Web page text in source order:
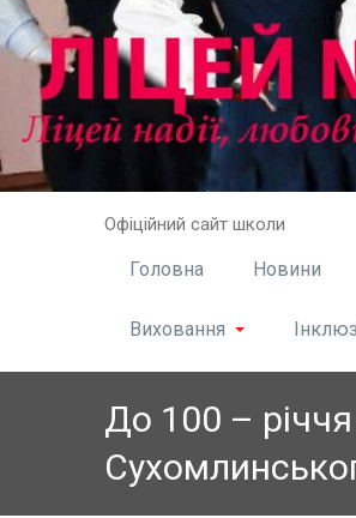
Офіційний сайт школи
Головна Новини
Виховання
До 100 –